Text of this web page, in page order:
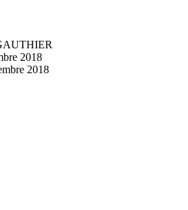
2018
2018